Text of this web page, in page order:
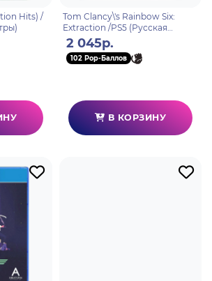
Hits) /
Tom Clancy\'s Rainbow Six:
Extraction /PS5 (Русская
версия)
2 045р.
102 Pop-Баллов
В КОРЗИНУ